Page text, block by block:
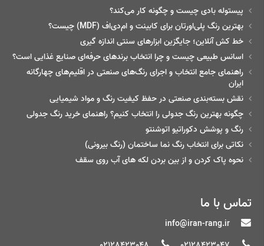
پیستوله بادی چیست و چگونه کار می‌کند؟
بهترین رنگ پلی‌اورتان برای کابینت و ام‌دی‌اف (MDF) چیست؟
خط‌ کش آنلاین؛ جایگزین ابزارهای سنتی اندازه گیری
اسانس طبیعی چیست و چرا انتخاب برندهای حرفه‌ای صنایع غذایی است؟
راهنمای جامع انتخاب و اجرای رنگ‌های صنعتی در اقلیم‌های چهارگانه
ایران
نقش بسته‌بندی صنعتی در حفظ کیفیت رنگ و مواد شیمیایی
چگونه بهترین رنگ جدولی را انتخاب کنیم؟ راهنمای خرید رنگ جدولی
رنگ و پوشش دکوراتیو اتوشنتو
نکاتی برای انتخاب رنگ نما ساختمان (رنگ بیرونی)
نحوه پاک کردن و از بین بردن لکه های آب روی سقف
تماس با ما
info@iran-rang.ir